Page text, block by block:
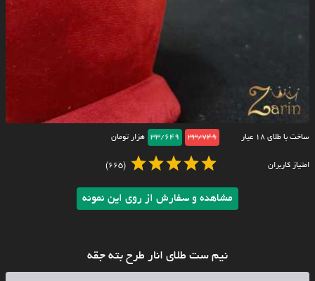
ساخت با طلای ۱۸ عیار 33/749
33/649 هزار تومان
امتیاز کاربران (665)
مشاهده و سفارش از روی این نمونه
نیم ست طلای انار طرح بته جقه